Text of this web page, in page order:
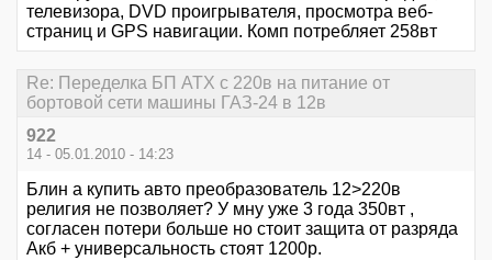
телевизора, DVD проигрывателя, просмотра веб-
страниц и GPS навигации. Комп потребляет 258вт
Re: Переделка БП ATX с 220в на питание от
бортовой сети машины ГАЗ-24 в 12в
922
14 - 05.01.2010 - 14:23
Блин а купить авто преобразователь 12>220в
религия не позволяет? У мну уже 3 года 350вт ,
согласен потери больше но стоит защита от разряда
Акб + универсальность стоят 1200р.